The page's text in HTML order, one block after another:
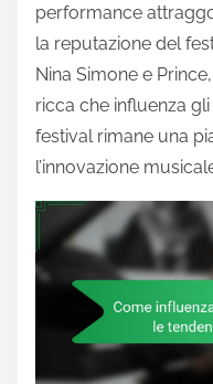
performance
la reputazione del
Nina Simone e
ricca che influenza
festival rimane una
l’innovazione